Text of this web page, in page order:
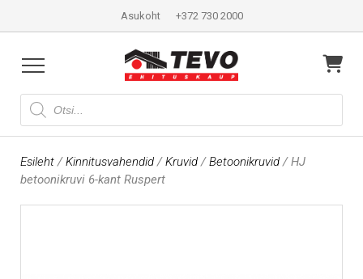
Asukoht +372 730 2000
Products
search
Esileht/Kinnitusvahendid/Kruvid/Betoonikruvid/ HJ
betoonikruvi 6-kant Ruspert